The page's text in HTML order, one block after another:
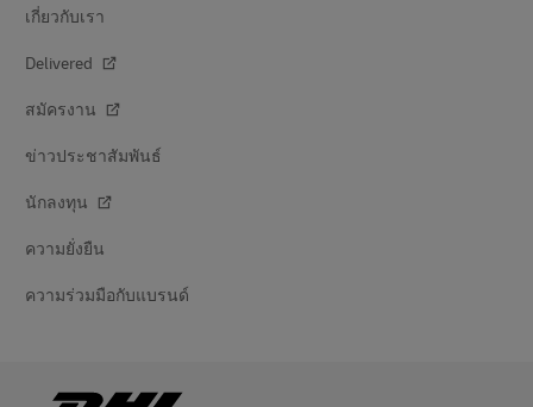
เกี่ยวกับเรา
Delivered
สมัครงาน
ข่าวประชาสัมพันธ์
นักลงทุน
ความยั่งยืน
ความร่วมมือกับแบรนด์